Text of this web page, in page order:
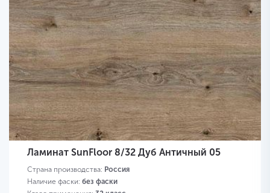
Ламинат SunFloor 8/32 Дуб Античный 05
Страна производства: Россия
Наличие фаски: без фаски